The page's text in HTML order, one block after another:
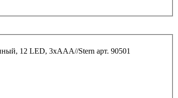
12 LED, 3хААА//Stern арт. 90501